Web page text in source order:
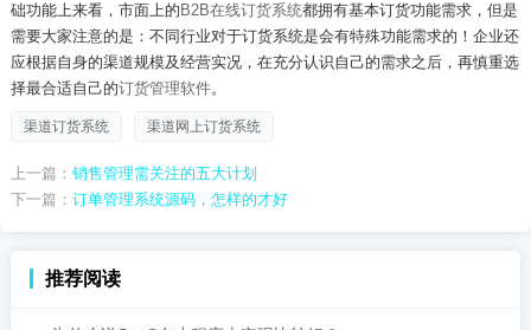
础功能上来看，市面上的 B2B在线订货系统都拥有基本订货功能需求，但是
需要大家注意的是：不同行业对于订货系统是会有特殊功能需求的！企业还
应根据自身的渠道规模及经营实况，在充分认识自己的需求之后，再慎重选
择最合适自己的订货管理软件。
渠道订货系统 渠道网上订货系统
上一篇： 销售管理需关注的五大计划
下一篇： 订单管理系统源码，怎样的才好
推荐阅读